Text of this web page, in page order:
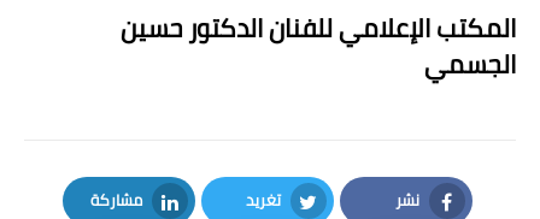
المكتب الإعلامي للفنان الدكتور حسين
الجسمي
نشر تغريد مشاركة